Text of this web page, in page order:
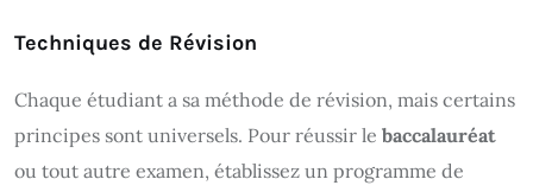
Techniques de Révision
Chaque étudiant a sa méthode de révision, mais certains
principes sont universels. Pour réussir le baccalauréat
ou tout autre examen, établissez un programme de